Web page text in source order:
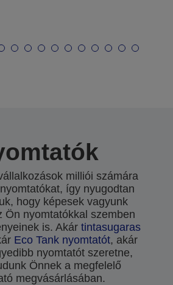
milliói számára
így nyugodtan
hogy képesek vagyunk
Ön nyomtatókkal szemben
is. Akár tintasugaras
Eco Tank nyomtatót, akár
nyomtatót szeretne,
Önnek a megfelelő
megvásárlásában.